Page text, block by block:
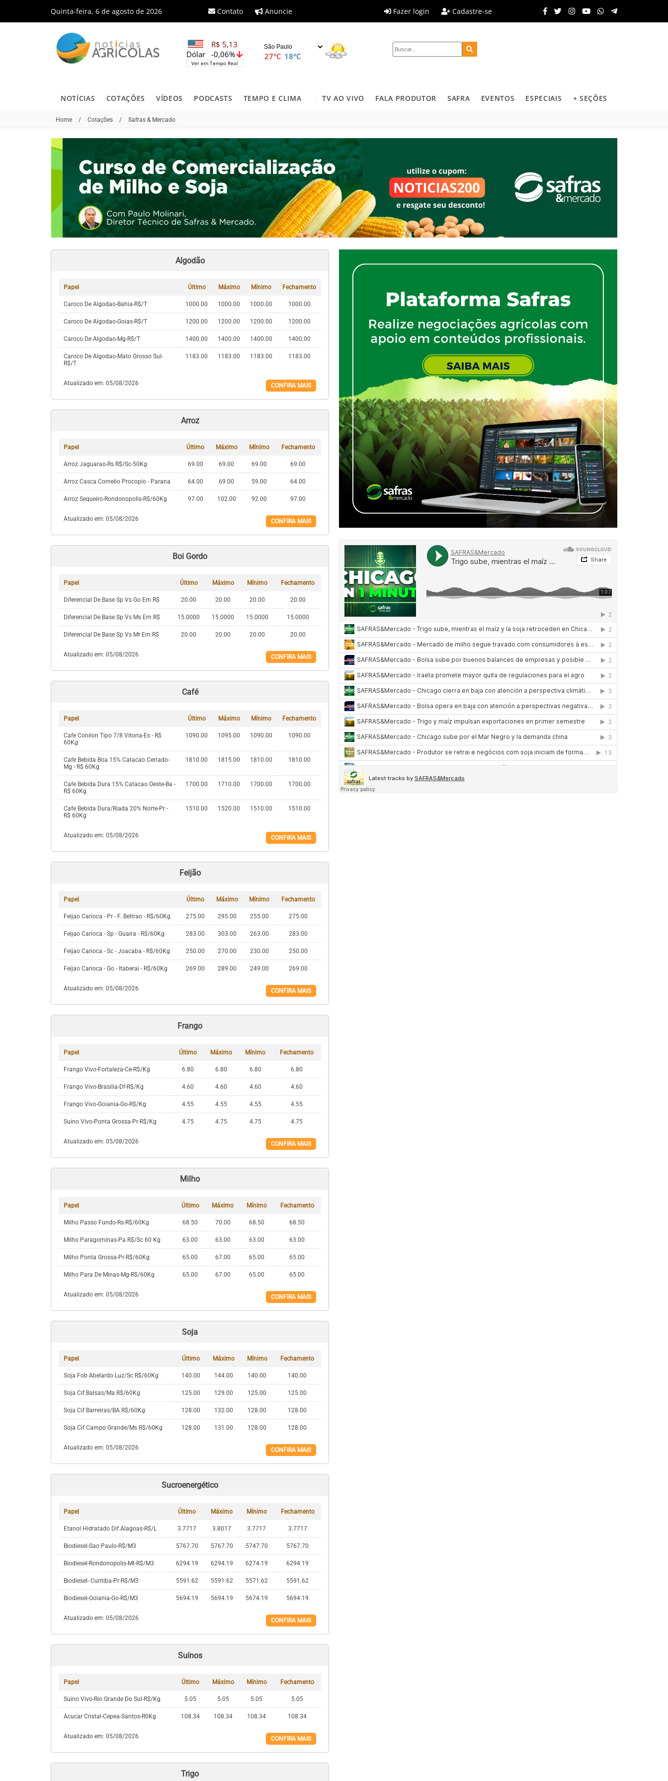
Quinta-feira, 6 de agosto de 2026 Contato Anuncie Fazer login Cadastre-se
R$ 5,13
-0,06%
Dólar
Ver em Tempo Real
27°C 18°C
NOTÍCIAS COTAÇÕES VÍDEOS PODCASTS TEMPO E CLIMA TV AO VIVO FALA PRODUTOR SAFRA EVENTOS ESPECIAIS + SEÇÕES
Home / Cotações / Safras & Mercado
Algodão
Papel Último Máximo Mínimo Fechamento
Caroco De Algodao-Bahia-R$/T 1000.00 1000.00 1000.00 1000.00
Caroco De Algodao-Goias-R$/T 1200.00 1200.00 1200.00 1200.00
Caroco De Algodao-Mg-R$/T 1400.00 1400.00 1400.00 1400.00
Caroco De Algodao-Mato Grosso Sul-
R$/T
1183.00 1183.00 1183.00 1183.00
CONFIRA MAIS
Atualizado em: 05/08/2026
Arroz
Papel Último Máximo Mínimo Fechamento
Arroz Jaguarao-Rs R$/Sc-50Kg 69.00 69.00 69.00 69.00
Arroz Casca Cornelio Procopio - Parana 64.00 69.00 59.00 64.00
Arroz Sequeiro-Rondonopolis-R$/60Kg 97.00 102.00 92.00 97.00
CONFIRA MAIS
Atualizado em: 05/08/2026
Boi Gordo
Papel Último Máximo Mínimo Fechamento
Diferencial De Base Sp Vs Go Em R$ 20.00 20.00 20.00 20.00
Diferencial De Base Sp Vs Ms Em R$ 15.0000 15.0000 15.0000 15.0000
Diferencial De Base Sp Vs Mt Em R$ 20.00 20.00 20.00 20.00
CONFIRA MAIS
Atualizado em: 05/08/2026
Café
Papel Último Máximo Mínimo Fechamento
Cafe Conilon Tipo 7/8 Vitoria-Es - R$
60Kg
1090.00 1095.00 1090.00 1090.00
Cafe Bebida Boa 15% Catacao Cerrado-
Mg - R$ 60Kg
1810.00 1815.00 1810.00 1810.00
Cafe Bebida Dura 15% Catacao Oeste-Ba -
R$ 60Kg
1700.00 1710.00 1700.00 1700.00
Cafe Bebida Dura/Riada 20% Norte-Pr -
R$ 60Kg
1510.00 1520.00 1510.00 1510.00
CONFIRA MAIS
Atualizado em: 05/08/2026
Feijão
Papel Último Máximo Mínimo Fechamento
Feijao Carioca - Pr - F. Beltrao - R$/60Kg 275.00 295.00 255.00 275.00
Feijao Carioca - Sp - Guaira - R$/60Kg 283.00 303.00 263.00 283.00
Feijao Carioca - Sc - Joacaba - R$/60Kg 250.00 270.00 230.00 250.00
Feijao Carioca - Go - Itaberai - R$/60Kg 269.00 289.00 249.00 269.00
CONFIRA MAIS
Atualizado em: 05/08/2026
Frango
Papel Último Máximo Mínimo Fechamento
Frango Vivo-Fortaleza-Ce-R$/Kg 6.80 6.80 6.80 6.80
Frango Vivo-Brasilia-Df-R$/Kg 4.60 4.60 4.60 4.60
Frango Vivo-Goiania-Go-R$/Kg 4.55 4.55 4.55 4.55
Suino Vivo-Ponta Grossa-Pr-R$/Kg 4.75 4.75 4.75 4.75
CONFIRA MAIS
Atualizado em: 05/08/2026
Milho
Papel Último Máximo Mínimo Fechamento
Milho Passo Fundo-Rs-R$/60Kg 68.50 70.00 68.50 68.50
Milho Paragominas-Pa R$/Sc 60 Kg 63.00 63.00 63.00 63.00
Milho Ponta Grossa-Pr-R$/60Kg 65.00 67.00 65.00 65.00
Milho Para De Minas-Mg-R$/60Kg 65.00 67.00 65.00 65.00
CONFIRA MAIS
Atualizado em: 05/08/2026
Soja
Papel Último Máximo Mínimo Fechamento
Soja Fob Abelardo Luz/Sc R$/60Kg 140.00 144.00 140.00 140.00
Soja Cif Balsas/Ma R$/60Kg 125.00 129.00 125.00 125.00
Soja Cif Barreiras/BA R$/60Kg 128.00 132.00 128.00 128.00
Soja Cif Campo Grande/Ms R$/60Kg 128.00 131.00 128.00 128.00
CONFIRA MAIS
Atualizado em: 05/08/2026
Sucroenergético
Papel Último Máximo Mínimo Fechamento
Etanol Hidratado Dif.Alagoas-R$/L 3.7717 3.8017 3.7717 3.7717
Biodiesel-Sao Paulo-R$/M3 5767.70 5767.70 5747.70 5767.70
Biodiesel-Rondonopolis-Mt-R$/M3 6294.19 6294.19 6274.19 6294.19
Biodiesel- Curitiba-Pr-R$/M3 5591.62 5591.62 5571.62 5591.62
Biodiesel-Goiania-Go-R$/M3 5694.19 5694.19 5674.19 5694.19
CONFIRA MAIS
Atualizado em: 05/08/2026
Suínos
Papel Último Máximo Mínimo Fechamento
Suino Vivo-Rio Grande Do Sul-R$/Kg 5.05 5.05 5.05 5.05
Acucar Cristal-Cepea-Santos-R0Kg 108.34 108.34 108.34 108.34
CONFIRA MAIS
Atualizado em: 05/08/2026
Trigo